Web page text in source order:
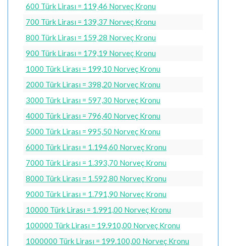
600 Türk Lirası = 119,46 Norveç Kronu
700 Türk Lirası = 139,37 Norveç Kronu
800 Türk Lirası = 159,28 Norveç Kronu
900 Türk Lirası = 179,19 Norveç Kronu
1000 Türk Lirası = 199,10 Norveç Kronu
2000 Türk Lirası = 398,20 Norveç Kronu
3000 Türk Lirası = 597,30 Norveç Kronu
4000 Türk Lirası = 796,40 Norveç Kronu
5000 Türk Lirası = 995,50 Norveç Kronu
6000 Türk Lirası = 1.194,60 Norveç Kronu
7000 Türk Lirası = 1.393,70 Norveç Kronu
8000 Türk Lirası = 1.592,80 Norveç Kronu
9000 Türk Lirası = 1.791,90 Norveç Kronu
10000 Türk Lirası = 1.991,00 Norveç Kronu
100000 Türk Lirası = 19.910,00 Norveç Kronu
1000000 Türk Lirası = 199.100,00 Norveç Kronu